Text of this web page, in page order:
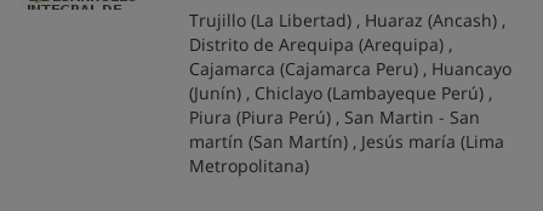
Trujillo (La Libertad) , Huaraz (Ancash) ,
Distrito de Arequipa (Arequipa) ,
Cajamarca (Cajamarca Peru) , Huancayo
(Junín) , Chiclayo (Lambayeque Perú) ,
Piura (Piura Perú) , San Martin - San
martí­n (San Martín) , Jesús maría (Lima
Metropolitana)